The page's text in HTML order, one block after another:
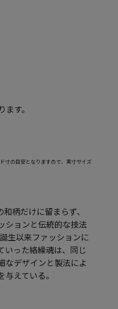
す。
寸の目安となりますので、実寸サイズ
柄だけに留まらず、
ションと伝統的な技法
生以来ファッションに
いった絡繰魂は、同じ
なデザインと製法によ
えている。